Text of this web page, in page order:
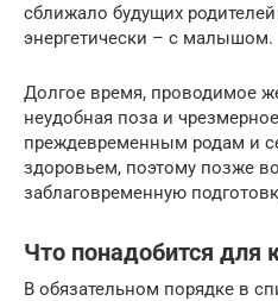
сближало будущих
энергетически – с малышом.
Долгое время, проводимое
неудобная поза и
преждевременным родам и
здоровьем, поэтому позже
заблаговременную
Что понадобится для
В обязательном порядке в